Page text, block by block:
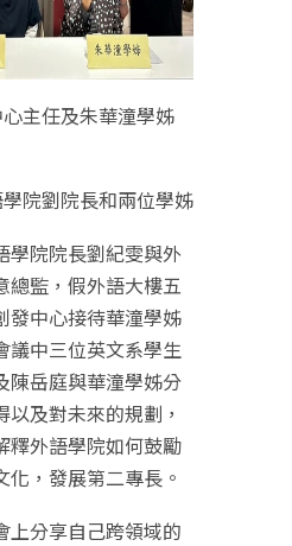
主任及朱華潼學姊
院劉院長和兩位學姊
學院院長劉紀雯與外
總監，假外語大樓五
發中心接待華潼學姊
議中三位英文系學生
陳岳庭與華潼學姊分
及對未來的規劃，
釋外語學院如何鼓勵
化，發展第二專長。
上分享自己跨領域的